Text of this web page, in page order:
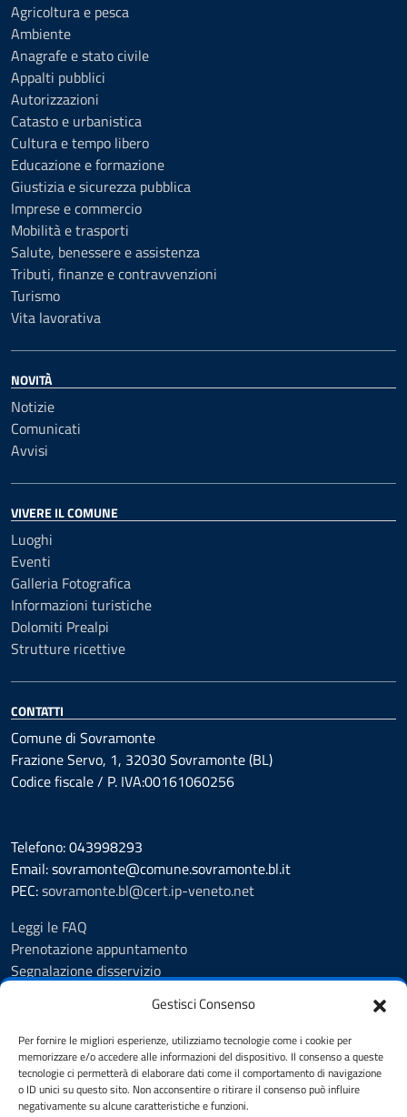
Gestisci Consenso
Per fornire le migliori esperienze, utilizziamo tecnologie come i cookie per
memorizzare e/o accedere alle informazioni del dispositivo. Il consenso a queste
tecnologie ci permetterà di elaborare dati come il comportamento di navigazione
o ID unici su questo sito. Non acconsentire o ritirare il consenso può influire
negativamente su alcune caratteristiche e funzioni.
Agricoltura e pesca
Ambiente
Anagrafe e stato civile
Appalti pubblici
Autorizzazioni
Catasto e urbanistica
Cultura e tempo libero
Educazione e formazione
Giustizia e sicurezza pubblica
Imprese e commercio
Mobilità e trasporti
Salute, benessere e assistenza
Tributi, finanze e contravvenzioni
Turismo
Vita lavorativa
NOVITÀ
Notizie
Comunicati
Avvisi
VIVERE IL COMUNE
Luoghi
Eventi
Galleria Fotografica
Informazioni turistiche
Dolomiti Prealpi
Strutture ricettive
CONTATTI
Comune di Sovramonte
Frazione Servo, 1, 32030 Sovramonte (BL)
Codice fiscale / P. IVA:00161060256
Telefono: 043998293
Email: sovramonte@comune.sovramonte.bl.it
PEC:sovramonte.bl@cert.ip-veneto.net
Leggi le FAQ
Prenotazione appuntamento
Segnalazione disservizio
Amministrazione trasparente
Albo Pretorio
Informativa privacy
Note legali
Dichiarazione di accessibilità